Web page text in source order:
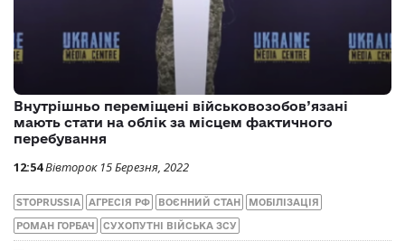
Внутрішньо переміщені військовозобов’язані
мають стати на облік за місцем фактичного
перебування
12:54Вівторок 15 Березня, 2022
STOPRUSSIA АГРЕСІЯ РФ ВОЄННИЙ СТАН МОБІЛІЗАЦІЯ
РОМАН ГОРБАЧ СУХОПУТНІ ВІЙСЬКА ЗСУ